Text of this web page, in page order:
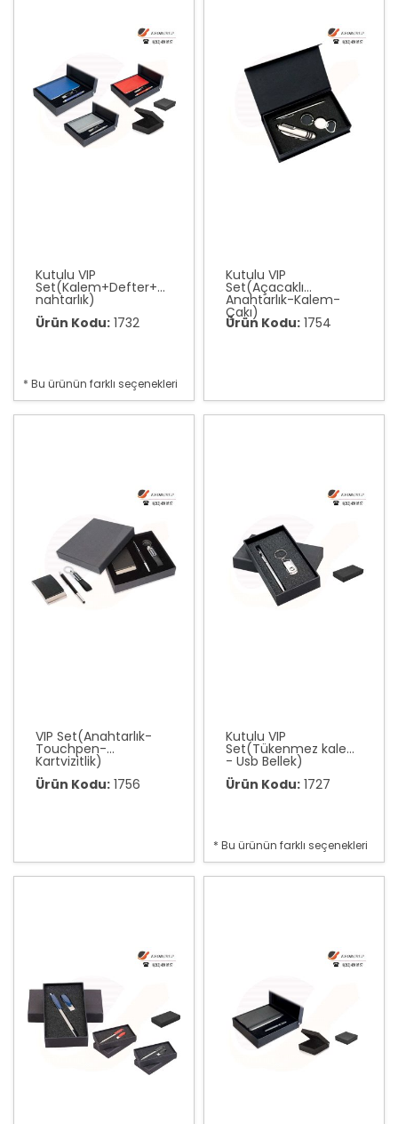
Kutulu VIP
Set(Kalem+Defter+A
nahtarlık)
Ürün Kodu: 1732
* Bu ürünün farklı seçenekleri
Kutulu VIP
Set(Açacaklı
Anahtarlık-Kalem-
Çakı)
Ürün Kodu: 1754
VIP Set(Anahtarlık-
Touchpen-
Kartvizitlik)
Ürün Kodu: 1756
Kutulu VIP
Set(Tükenmez kalem
- Usb Bellek)
Ürün Kodu: 1727
* Bu ürünün farklı seçenekleri